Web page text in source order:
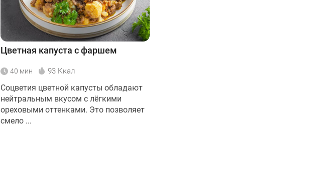
Цветная капуста с фаршем
40 мин 93 Ккал
Соцветия цветной капусты обладают
нейтральным вкусом с лёгкими
ореховыми оттенками. Это позволяет
смело ...